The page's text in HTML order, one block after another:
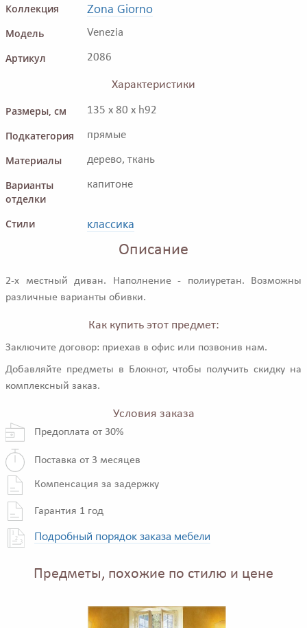
Коллекция Zona Giorno
Модель Venezia
Артикул 2086
Характеристики
Размеры, см
135 x 80 x h92
Подкатегория прямые
Материалы дерево, ткань
Варианты
отделки
капитоне
Стили классика
Описание
2-х местный диван. Наполнение - полиуретан. Возможны
различные варианты обивки.
Как купить этот предмет:
Заключите договор: приехав в офис или позвонив нам.
Добавляйте предметы в Блокнот, чтобы получить скидку на
комплексный заказ.
Условия заказа
Предоплата от 30%
Поставка от 3 месяцев
Компенсация за задержку
Гарантия 1 год
Подробный порядок заказа мебели
Предметы, похожие по стилю и цене